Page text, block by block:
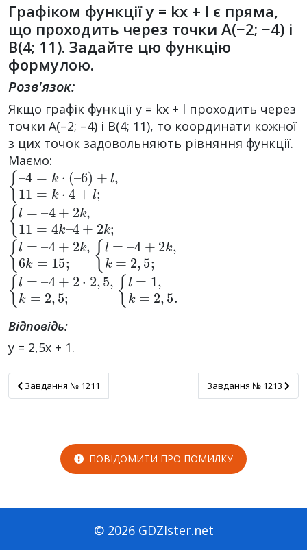
Графіком функції y = kx + l є пряма,
що проходить через точки A(−2; −4) і
B(4; 11). Задайте цю функцію
формулою.
Розв'язок:
Якщо графік функції у = kх + l проходить через
точки А(–2; –4) і В(4; 11), то координати кожної
з цих точок задовольняють рівняння функції.
Маємо:
{–4= k· –
6)+l 11=k ·4+l;
{l= –
4+ 2k ,11=4k–
4+ 2k ;
{l= –
4+ 2k ,6k=15; {l= –
4+ 2k ,k= 2, 5;
{l= –
4+ 2·2,5,k=2 , 5; {l= 1,k=
Відповідь:
у = 2,5x + 1.
Завдання № 1211
Завдання № 1211 Завдання № 1213
Завдання № 1213
ПОВІДОМИТИ ПРО ПОМИЛКУ
© 2026 GDZIster.net